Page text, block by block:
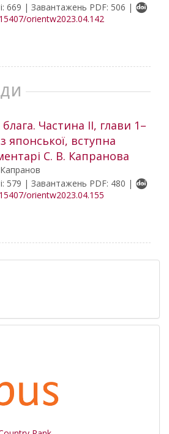
669 | Завантажень PDF: 506 |
orientw2023.04.142
Частина ІІ, глави 1–
японської, вступна
С. В. Капранова
Капранов
579 | Завантажень PDF: 480 |
orientw2023.04.155